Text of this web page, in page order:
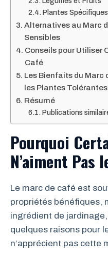
Plantes Spécifiques
Alternatives au Marc
Sensibles
Conseils pour Utiliser
Café
Les Bienfaits du Marc
les Plantes
Résumé
Publications
Pourquoi
N’aiment Pas
Le marc de café est
propriétés bénéfiques,
ingrédient de jardinage,
quelques raisons pour
n’apprécient pas cette